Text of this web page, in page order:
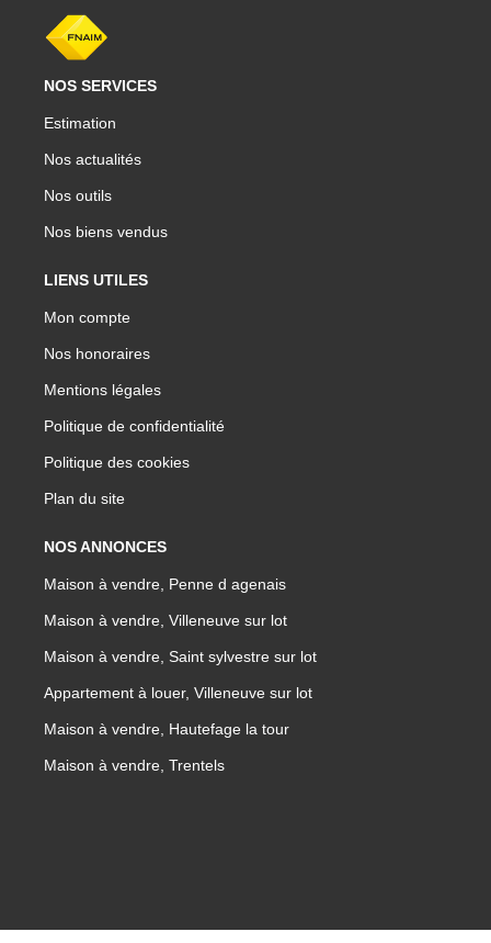
NOS SERVICES
Estimation
Nos actualités
Nos outils
Nos biens vendus
LIENS UTILES
Mon compte
Nos honoraires
Mentions légales
Politique de confidentialité
Politique des cookies
Plan du site
NOS ANNONCES
Maison à vendre, Penne d agenais
Maison à vendre, Villeneuve sur lot
Maison à vendre, Saint sylvestre sur lot
Appartement à louer, Villeneuve sur lot
Maison à vendre, Hautefage la tour
Maison à vendre, Trentels